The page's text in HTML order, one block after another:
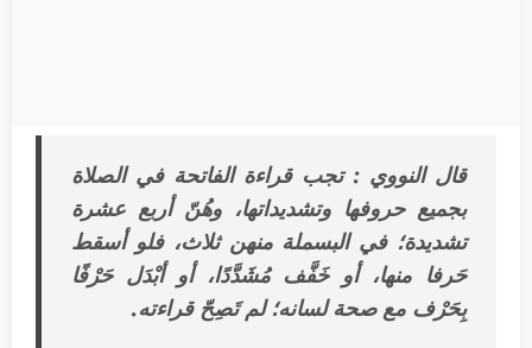
قال النووي : تجب قراءة الفاتحة في الصلاة
بجميع حروفها وتشديداتها، وهُنّ أربع عشرة
تشديدة؛ في البسملة منهن ثلاث، فلو أسقط
حَرفا منها، أو خَفَّف مُشَدَّدًا، أو أبْدَل حَرْفًا
بِحَرْف مع صحة لسانه؛ لم تَصِحّ قراءته.